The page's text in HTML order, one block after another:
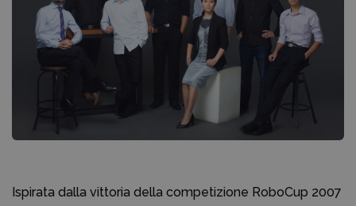
Ispirata dalla vittoria della competizione RoboCup 2007